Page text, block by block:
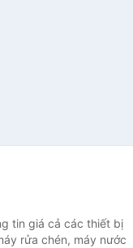
tin giá cả các thiết bị
rửa chén, máy nước